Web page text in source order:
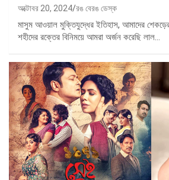
অক্টোবর 20, 2024 রঙ বেরঙ ডেস্ক
মাসুম আওয়াল মুক্তিযুদ্ধের ইতিহাস, আমাদের
শহীদের রক্তের বিনিময়ে আমরা অর্জন করেছি লাল…